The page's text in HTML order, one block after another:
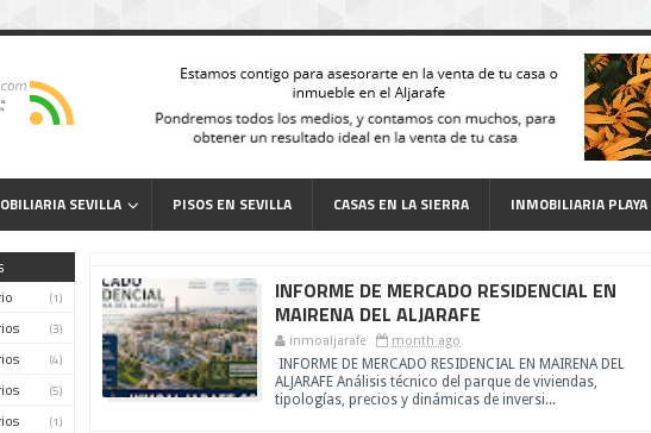
SEVILLA PISOS EN SEVILLA CASAS EN LA SIERRA INMOBILIARIA PLAYA
(1)
(3)
(4)
(5)
(1)
INFORME DE MERCADO RESIDENCIAL EN
MAIRENA DEL ALJARAFE
inmoaljarafe month ago
INFORME DE MERCADO RESIDENCIAL EN MAIRENA DEL
ALJARAFE Análisis técnico del parque de viviendas,
tipologías, precios y dinámicas de inversi...